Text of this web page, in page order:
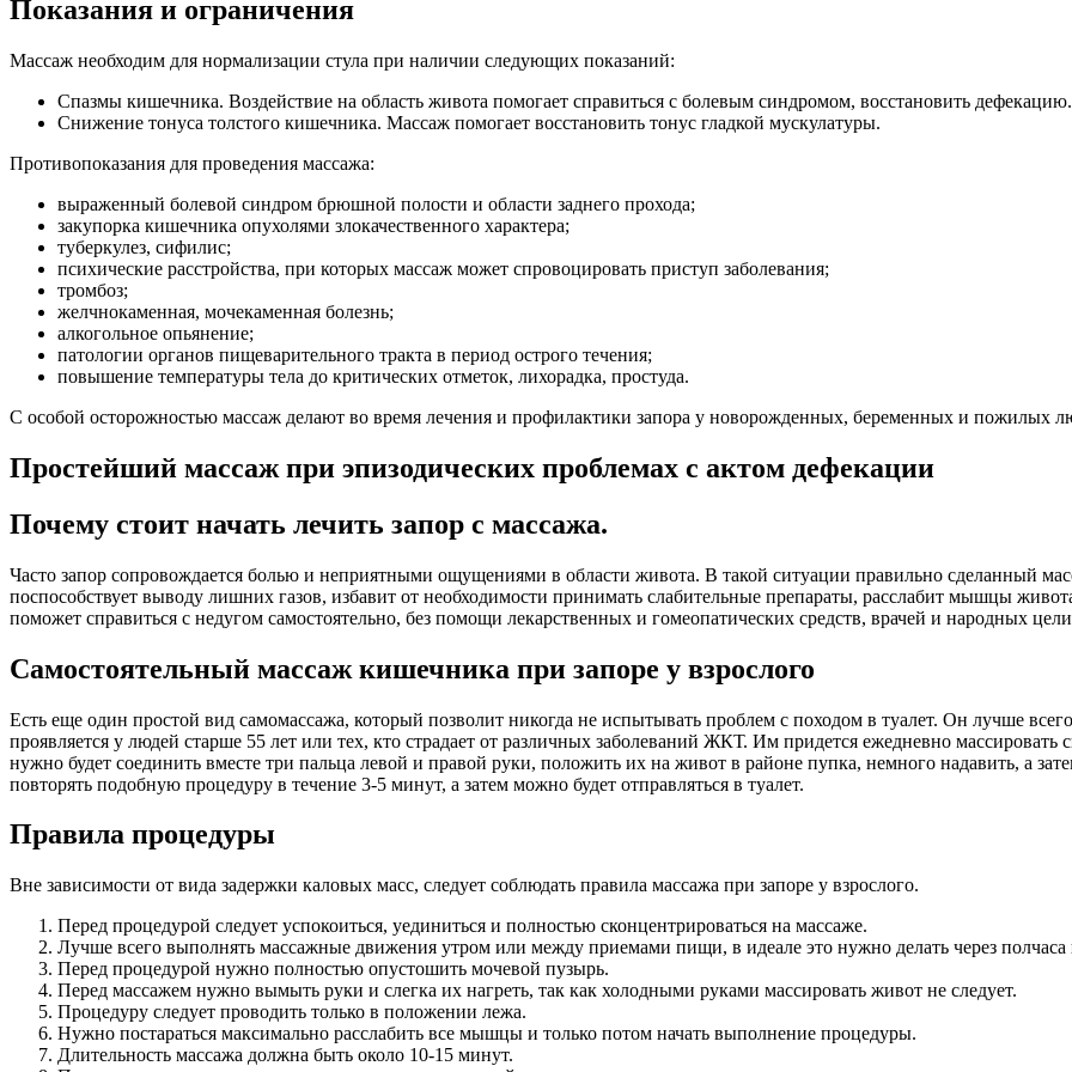
Показания и ограничения
Массаж необходим для нормализации стула при наличии следующих показаний:
Спазмы кишечника. Воздействие на область живота помогает справиться с болевым синдромом, восстановить дефекацию.
Снижение тонуса толстого кишечника. Массаж помогает восстановить тонус гладкой мускулатуры.
Противопоказания для проведения массажа:
выраженный болевой синдром брюшной полости и области заднего прохода;
закупорка кишечника опухолями злокачественного характера;
туберкулез, сифилис;
психические расстройства, при которых массаж может спровоцировать приступ заболевания;
тромбоз;
желчнокаменная, мочекаменная болезнь;
алкогольное опьянение;
патологии органов пищеварительного тракта в период острого течения;
повышение температуры тела до критических отметок, лихорадка, простуда.
С особой осторожностью массаж делают во время лечения и профилактики запора у новорожденных, беременных и пожилых
Простейший массаж при эпизодических проблемах с актом дефекации
Почему стоит начать лечить запор с массажа.
Часто запор сопровождается болью и неприятными ощущениями в области живота. В такой ситуации правильно сделанный
поспособствует выводу лишних газов, избавит от необходимости принимать слабительные препараты, расслабит мышцы
поможет справиться с недугом самостоятельно, без помощи лекарственных и гомеопатических средств, врачей и народных
Самостоятельный массаж кишечника при запоре у взрослого
Есть еще один простой вид самомассажа, который позволит никогда не испытывать проблем с походом в туалет. Он лучше
проявляется у людей старше 55 лет или тех, кто страдает от различных заболеваний ЖКТ. Им придется ежедневно массировать
нужно будет соединить вместе три пальца левой и правой руки, положить их на живот в районе пупка, немного надавить, а
повторять подобную процедуру в течение 3-5 минут, а затем можно будет отправляться в туалет.
Правила процедуры
Вне зависимости от вида задержки каловых масс, следует соблюдать правила массажа при запоре у взрослого.
Перед процедурой следует успокоиться, уединиться и полностью сконцентрироваться на массаже.
Лучше всего выполнять массажные движения утром или между приемами пищи, в идеале это нужно делать через полчаса
Перед процедурой нужно полностью опустошить мочевой пузырь.
Перед массажем нужно вымыть руки и слегка их нагреть, так как холодными руками массировать живот не следует.
Процедуру следует проводить только в положении лежа.
Нужно постараться максимально расслабить все мышцы и только потом начать выполнение процедуры.
Длительность массажа должна быть около 10-15 минут.